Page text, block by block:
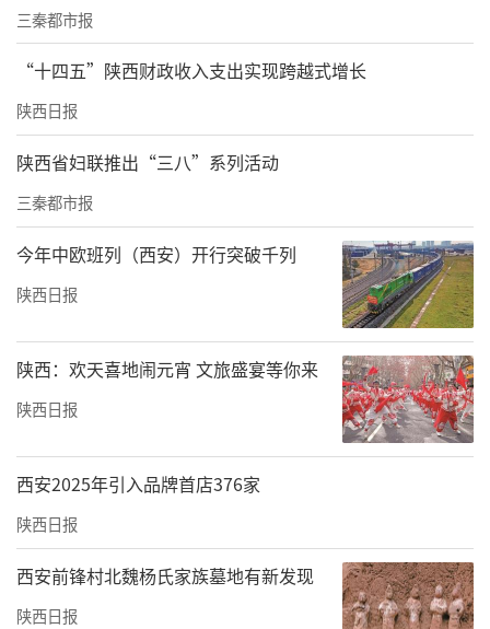
三秦都市报
“十四五”陕西财政收入支出实现跨越式增长
陕西日报
陕西省妇联推出“三八”系列活动
三秦都市报
今年中欧班列（西安）开行突破千列
陕西日报
陕西：欢天喜地闹元宵 文旅盛宴等你来
陕西日报
西安2025年引入品牌首店376家
陕西日报
西安前锋村北魏杨氏家族墓地有新发现
陕西日报